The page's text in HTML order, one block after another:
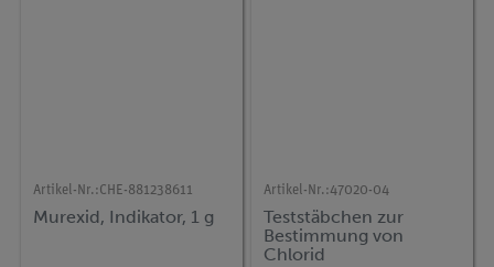
Artikel-Nr.:CHE-881238611
Murexid, Indikator, 1 g
Artikel-Nr.:47020-04
Teststäbchen zur
Bestimmung von
Chlorid